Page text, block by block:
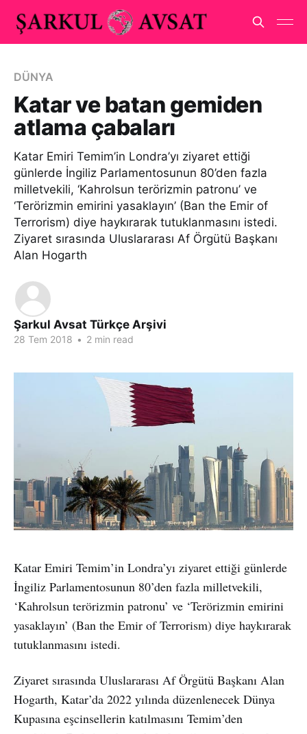
DÜNYA
Katar ve batan gemiden
atlama çabaları
Katar Emiri Temim’in Londra’yı ziyaret ettiği
günlerde İngiliz Parlamentosunun 80’den fazla
milletvekili, ‘Kahrolsun terörizmin patronu’ ve
‘Terörizmin emirini yasaklayın’ (Ban the Emir of
Terrorism) diye haykırarak tutuklanmasını istedi.
Ziyaret sırasında Uluslararası Af Örgütü Başkanı
Alan Hogarth
Şarkul Avsat Türkçe Arşivi
28 Tem 2018 • 2 min read
Katar Emiri Temim’in Londra’yı ziyaret ettiği günlerde
İngiliz Parlamentosunun 80’den fazla milletvekili,
‘Kahrolsun terörizmin patronu’ ve ‘Terörizmin emirini
yasaklayın’ (Ban the Emir of Terrorism) diye haykırarak
tutuklanmasını istedi.
Ziyaret sırasında Uluslararası Af Örgütü Başkanı Alan
Hogarth, Katar’da 2022 yılında düzenlenecek Dünya
Kupasına eşcinsellerin katılmasını Temim’den